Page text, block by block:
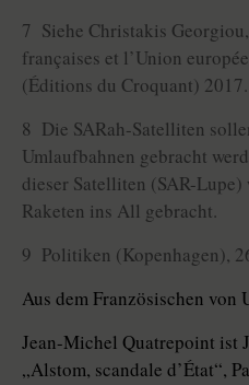
7 Siehe Christakis
françaises et l’Union
(Éditions du Croquant) 2017.
8 Die SARah-Satelliten
Umlaufbahnen gebracht
dieser Satelliten (SAR-
Raketen ins All gebracht.
9 Politiken (Kopenhagen),
Aus dem Französischen von
Jean-Michel Quatrepoint ist
„Alstom, scandale d’État“,